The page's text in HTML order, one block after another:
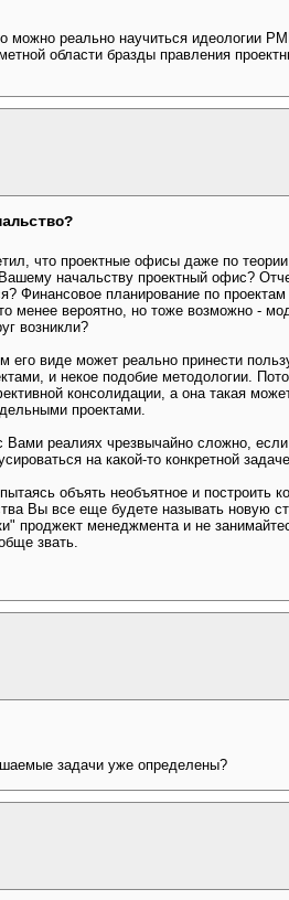
можно реально научиться идеологии
области бразды правления
что проектные офисы даже по
начальству проектный офис?
Финансовое планирование по
менее вероятно, но тоже возможно -
возникли?
его виде может реально принести
и некое подобие методологии.
консолидации, а она такая
проектами.
Вами реалиях чрезвычайно сложно,
на какой-то конкретной
объять необъятное и
Вы все еще будете называть новую
проджект менеджмента и не
звать.
задачи уже определены?